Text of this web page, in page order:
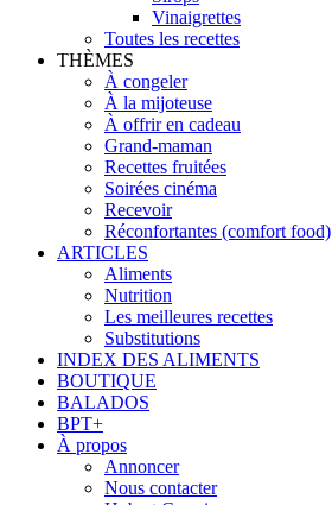
Vinaigrettes
Toutes les recettes
THÈMES
À congeler
À la mijoteuse
À offrir en cadeau
Grand-maman
Recettes fruitées
Soirées cinéma
Recevoir
Réconfortantes (comfort food)
ARTICLES
Aliments
Nutrition
Les meilleures recettes
Substitutions
INDEX DES ALIMENTS
BOUTIQUE
BALADOS
BPT+
À propos
Annoncer
Nous contacter